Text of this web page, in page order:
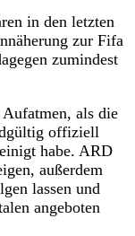
in den letzten
zur Fifa
zumindest
als die
offiziell
habe. ARD
außerdem
lassen und
angeboten